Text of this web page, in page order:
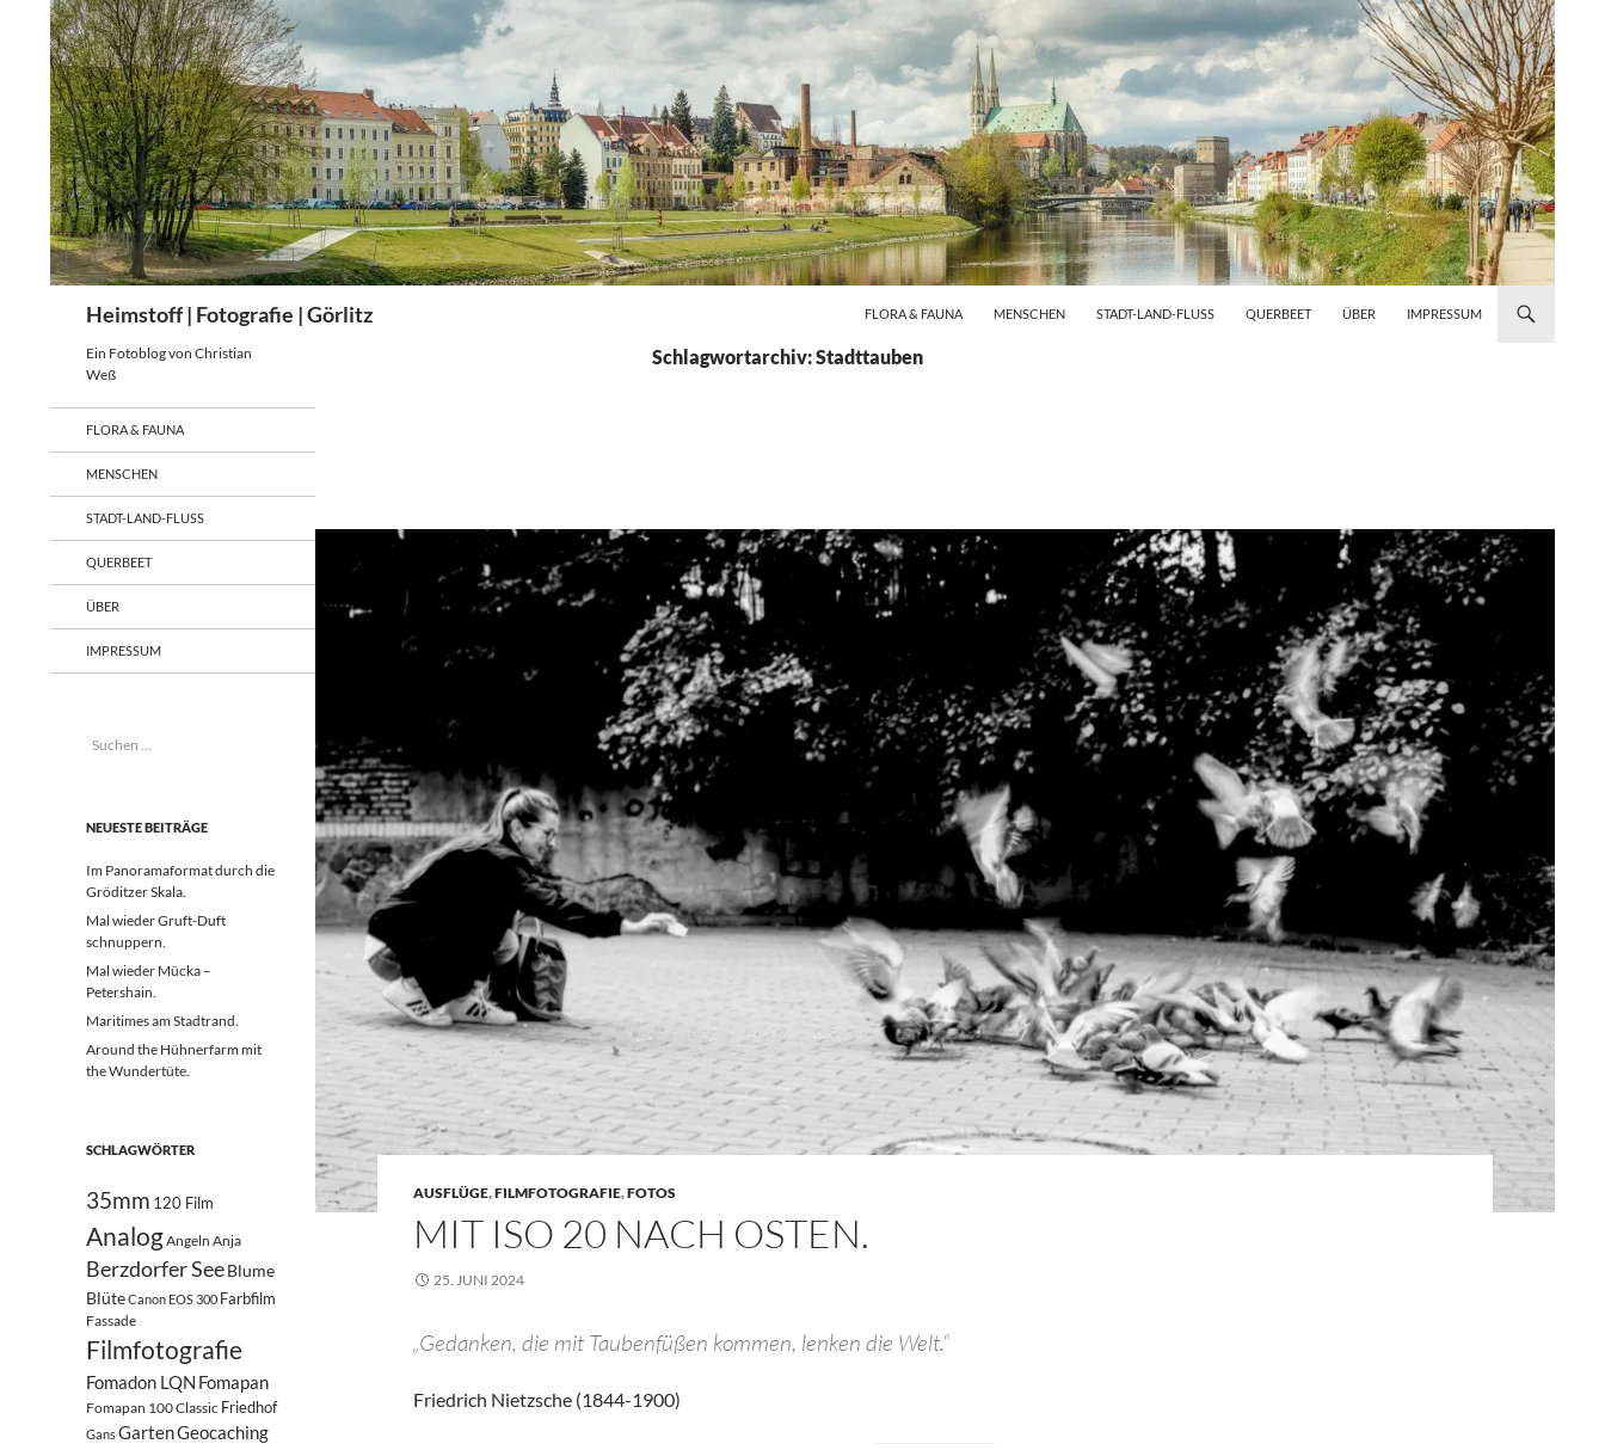
springen
Heimstoff | Fotografie | Görlitz FLORA & FAUNA MENSCHEN STADT-LAND-FLUSS QUERBEET ÜBER IMPRESSUM
Schlagwortarchiv: Stadttauben
AUSFLÜGE,FILMFOTOGRAFIE,FOTOS
MIT ISO 20 NACH OSTEN.
25. JUNI 2024
„Gedanken, die mit Taubenfüßen kommen, lenken die Welt.“
Friedrich Nietzsche (1844-1900)
Ein Fotoblog von Christian
Weß
FLORA & FAUNA
MENSCHEN
STADT-LAND-FLUSS
QUERBEET
ÜBER
IMPRESSUM
Suchen
NEUESTE BEITRÄGE
Im Panoramaformat durch die
Gröditzer Skala.
Mal wieder Gruft-Duft
schnuppern.
Mal wieder Mücka –
Petershain.
Maritimes am Stadtrand.
Around the Hühnerfarm mit
the Wundertüte.
SCHLAGWÖRTER
35mm 120 Film
AnalogAngeln Anja
Berzdorfer SeeBlume
BlüteCanon EOS 300 Farbfilm
Fassade
Filmfotografie
Fomadon LQN Fomapan
Fomapan 100 Classic Friedhof
GansGartenGeocaching